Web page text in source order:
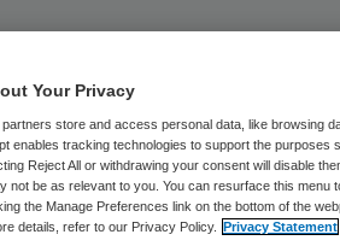
Your Privacy
partners store and access personal data, like browsing
enables tracking technologies to support the
Reject All or withdrawing your consent will disable
not be as relevant to you. You can resurface this menu
the Manage Preferences link on the bottom of the
details, refer to our Privacy Policy. Privacy Statement